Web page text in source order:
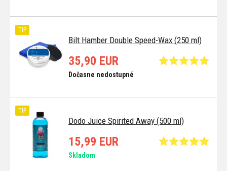
Bilt Hamber Double Speed-Wax (250 ml)
TIP
35,90 EUR
Dočasne nedostupné
Dodo Juice Spirited Away (500 ml)
TIP
15,99 EUR
Skladom